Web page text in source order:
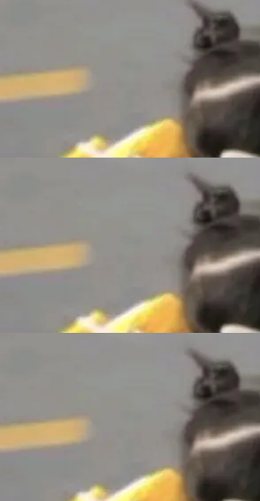
细分割，让系统"...
Share 按钮中添加
功能 Content server：
新端点的插件 Edit boo
添加将 GIF 图像转换为
Editor：添加一个按
七年后：一个平庸的
单：SwiftUI 发布七年
版。 Manshin 从数据
性、性能、跨平台五个
。最让人印象深刻的一
问题"两年前就发现了，
，Manshin 指出 SwiftU
源的通用数据库工具，适
理员。DBeaver 26.1.4
快捷键）</span></li>
新增了始终
AI 生成的脚本的功能</
style="color:#000000...
多语种对话语音语言模
Conversational Speec
，MLC-SLM）T
AI中心语音算法团队以
语种自动语音识别系统
性技术实力。 本届赛事
面临的关键技术挑战，
学术界的1...
周开源 Qwen3.
出 Qwen 家族迄今最强大
也是其首个 Max 规模
规模扩展至 2.4 万亿，
上下文Tokens，在编
期任务等方面实现了全
具挑战性的问题，还能
生立体声的 2K 视频。
直接扔了篇文章出来，
Face。 去年国内的视
和 Pika 的参数，今
式版API上线超
正式版 API 开启公